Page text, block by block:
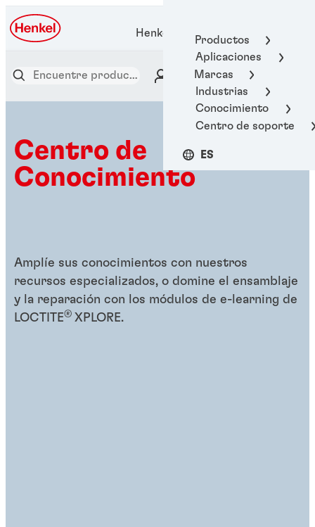
Productos
Aplicaciones
Marcas
Industrias
Conocimiento
Centro de soporte
ES
Henkel Adhesive Technologies
Centro de
Conocimiento
Amplíe sus conocimientos con nuestros
recursos especializados, o domine el ensamblaje
y la reparación con los módulos de e-learning de
LOCTITE® XPLORE.